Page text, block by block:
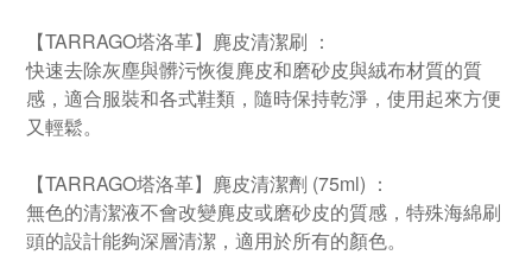
【TARRAGO塔洛革】麂皮清潔刷 ：
快速去除灰塵與髒污恢復麂皮和磨砂皮與絨布材質的質
感，適合服裝和各式鞋類，隨時保持乾淨，使用起來方便
又輕鬆。
【TARRAGO塔洛革】麂皮清潔劑 (75ml) ：
無色的清潔液不會改變麂皮或磨砂皮的質感，特殊海綿刷
頭的設計能夠深層清潔，適用於所有的顏色。